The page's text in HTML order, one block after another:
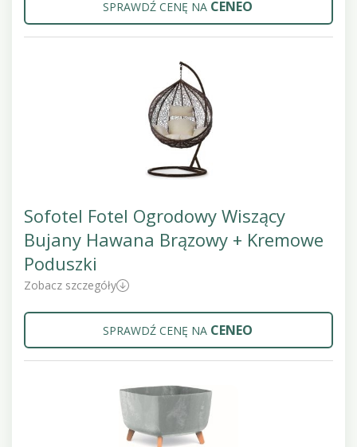
SPRAWDŹ CENĘ NA CENEO
Sofotel Fotel Ogrodowy Wiszący
Bujany Hawana Brązowy + Kremowe
Poduszki
Zobacz szczegóły
SPRAWDŹ CENĘ NA CENEO